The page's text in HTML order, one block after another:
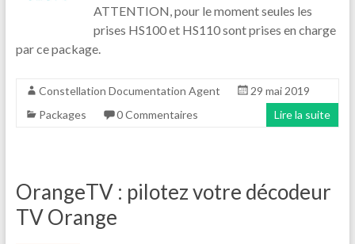
ATTENTION, pour le moment seules les
prises HS100 et HS110 sont prises en charge
par ce package.
Constellation Documentation Agent
29 mai 2019
Packages
0 Commentaires Lire la suite
OrangeTV : pilotez votre décodeur
TV Orange